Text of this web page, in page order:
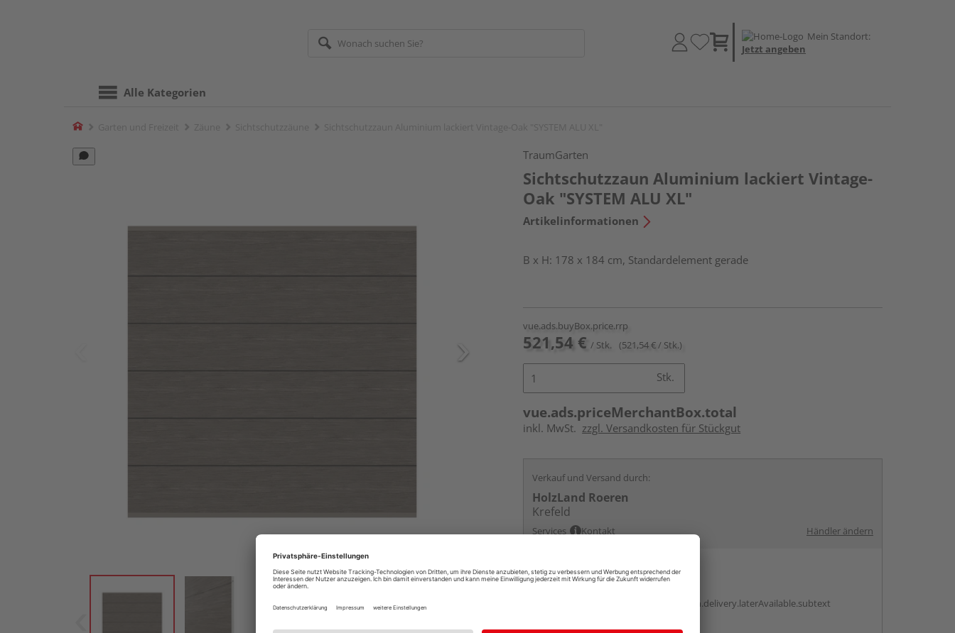
Mein Standort:
Jetzt angeben
Alle Kategorien
Home
TraumGarten
Sichtschutzzaun Aluminium lackiert Vintage-
Oak "SYSTEM ALU XL"
Artikelinformationen
B x H: 178 x 184 cm, Standardelement gerade
vue.ads.buyBox.price.rrp
521,54 € / Stk. (521,54 € / Stk.)
Stk.
vue.ads.priceMerchantBox.total
inkl. MwSt. zzgl. Versandkosten für Stückgut
Verkauf und Versand durch:
HolzLand Roeren
Krefeld
Services Kontakt Händler ändern
Online bestellen
vue.ads.priceMerchantBox.option.delivery.laterAvailable.subtext